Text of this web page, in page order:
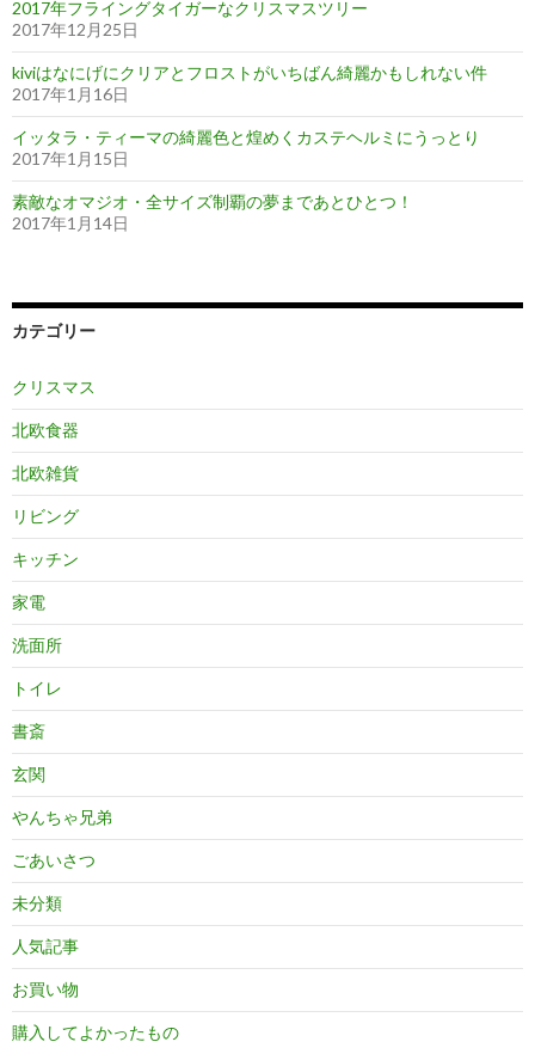
2017年フライングタイガーなクリスマスツリー
2017年12月25日
kiviはなにげにクリアとフロストがいちばん綺麗かもしれない件
2017年1月16日
イッタラ・ティーマの綺麗色と煌めくカステヘルミにうっとり
2017年1月15日
素敵なオマジオ・全サイズ制覇の夢まであとひとつ！
2017年1月14日
カテゴリー
クリスマス
北欧食器
北欧雑貨
リビング
キッチン
家電
洗面所
トイレ
書斎
玄関
やんちゃ兄弟
ごあいさつ
未分類
人気記事
お買い物
購入してよかったもの